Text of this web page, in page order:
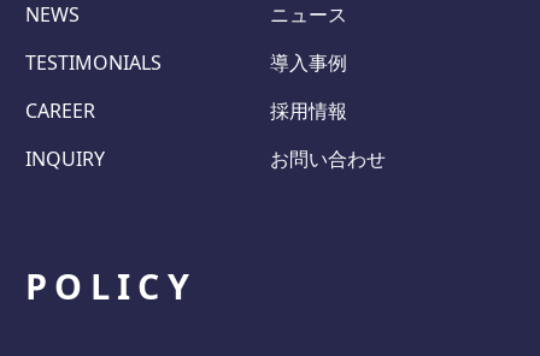
NEWS
ニュース
TESTIMONIALS
導入事例
CAREER
採用情報
INQUIRY
お問い合わせ
POLICY